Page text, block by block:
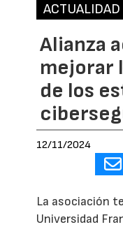
ACTUALIDAD
Alianza
mejorar
de los
12/11/2024
La asociación
Universidad